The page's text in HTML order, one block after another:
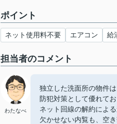
ポイント
ネット使用料不要 エアコン 給
担当者のコメント
わたなべ
独立した洗面所の物件
防犯対策として優れて
ネット回線の解約によ
欠かせない内覧も、空